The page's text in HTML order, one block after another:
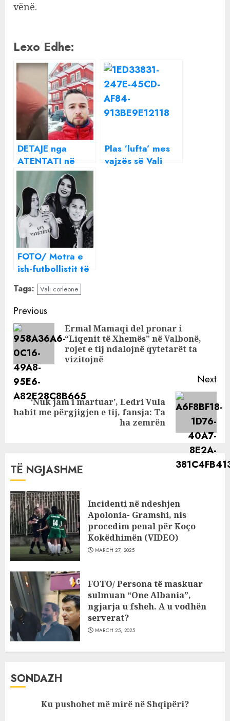
vënë.
Lexo Edhe:
DETAJE nga
ATENTATI në
Shkodër/ Nga të
shtënat me armë
zjarri u plagos
“Noja” i videos
së famshme!
Plas ‘lufta’ mes
vajzës së Vali
FOTO/ Motra e
ish-futbollistit të
Fiorentinës,
vritet me armë
zjarri 29-vjeçarja!
Tags: Vali corleone
Continue
Reading
Previous
Ermal Mamaqi del pronar i
“Liqenit të Xhemës” në Valbonë,
rojet e tij ndalojnë qytetarët ta
vizitojnë
Next
Next
‘Nuk jam i martuar’, Ledri Vula
habit me përgjigjen e tij, fansja: Ta
ha zemrën
TË NGJASHME
Incidenti në ndeshjen
Apolonia- Gramshi, nis
procedim penal për Koço
Kokëdhimën (VIDEO)
MARCH 27, 2025
FOTO/ Persona të maskuar
sulmuan “One Albania”,
ngjarja u fsheh. A u vodhën
serverat?
MARCH 25, 2025
SONDAZH
Ku pushohet më mirë në Shqipëri?